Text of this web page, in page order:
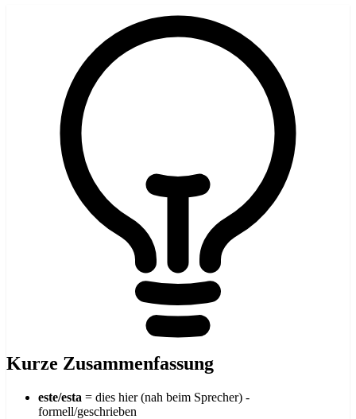
Kurze Zusammenfassung
este/esta = dies hier (nah beim Sprecher) -
formell/geschrieben